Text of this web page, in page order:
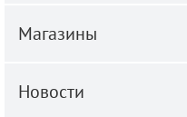
Магазины
Новости